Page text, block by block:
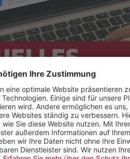
Beiträge zu den Aktivitäten